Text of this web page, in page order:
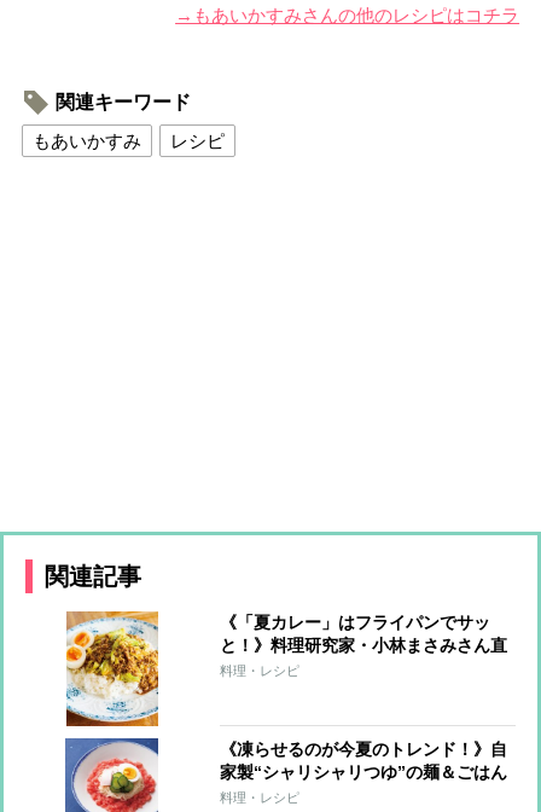
→もあいかすみさんの他のレシピはコチラ
関連キーワード
もあいかすみ
レシピ
関連記事
《「夏カレー」はフライパンでサッ
と！》料理研究家・小林まさみさん直
伝レシピ
料理・レシピ
《凍らせるのが今夏のトレンド！》自
家製“シャリシャリつゆ”の麺＆ごはん
7レシピ
料理・レシピ